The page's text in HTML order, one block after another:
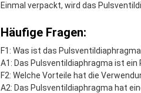
Einmal verpackt, wird das
Häufige Fragen:
F1: Was ist das
A1: Das Pulsventildiaphragma ist ein
F2: Welche Vorteile hat die
A2: Das Pulsventildiaphragma hat